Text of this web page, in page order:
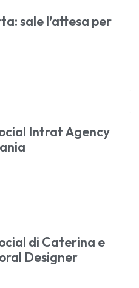
sale l’attesa per
Intrat Agency
di Caterina e
Designer